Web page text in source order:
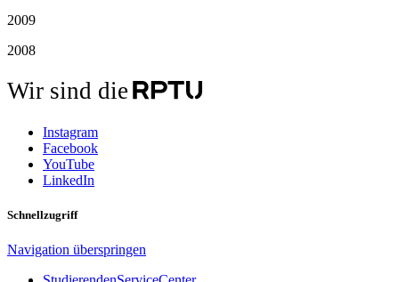
2009
2008
Wir sind die
Instagram
Facebook
YouTube
LinkedIn
Schnellzugriff
Navigation überspringen